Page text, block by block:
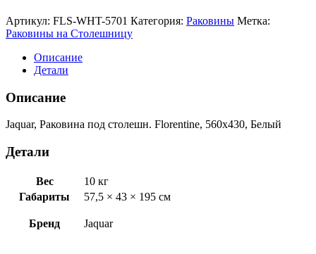
Артикул: FLS-WHT-5701 Категория: Раковины Метка:
Раковины на Столешницу
Описание
Детали
Описание
Jaquar, Раковина под столешн. Florentine, 560х430, Белый
Детали
Вес
10 кг
Габариты
57,5 × 43 × 195 см
Бренд Jaquar